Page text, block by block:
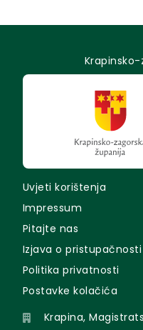
Uvjeti korištenja
Impressum
Pitajte nas
Izjava o pristupačnosti
Politika privatnosti
Postavke kolačića
Krapina,